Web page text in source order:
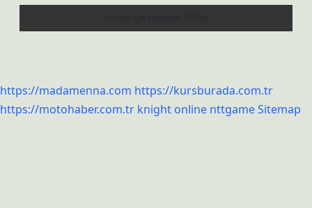
https://madamenna.com https://kursburada.com.tr
https://motohaber.com.tr knight online nttgameSitemap